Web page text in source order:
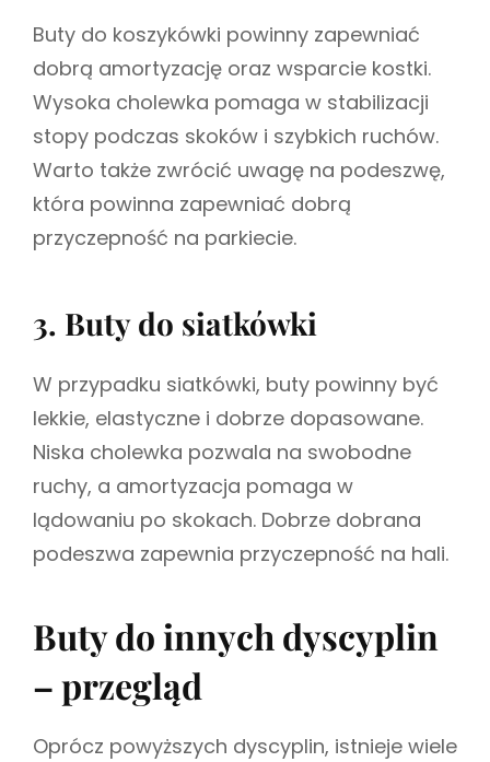
Buty do koszykówki powinny zapewniać
dobrą amortyzację oraz wsparcie kostki.
Wysoka cholewka pomaga w stabilizacji
stopy podczas skoków i szybkich ruchów.
Warto także zwrócić uwagę na podeszwę,
która powinna zapewniać dobrą
przyczepność na parkiecie.
3. Buty do siatkówki
W przypadku siatkówki, buty powinny być
lekkie, elastyczne i dobrze dopasowane.
Niska cholewka pozwala na swobodne
ruchy, a amortyzacja pomaga w
lądowaniu po skokach. Dobrze dobrana
podeszwa zapewnia przyczepność na hali.
Buty do innych dyscyplin
– przegląd
Oprócz powyższych dyscyplin, istnieje wiele